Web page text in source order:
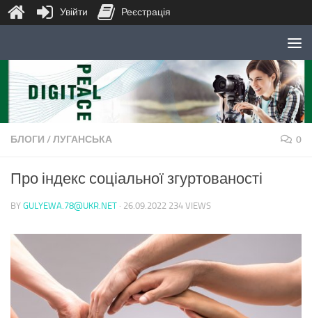
Skip to content
БЛОГИ /ЛУГАНСЬКА 0
Про індекс соціальної згуртованості
BY GULYEWA.78@UKR.NET · 26.09.2022 234 VIEWS
Увійти Реєстрація